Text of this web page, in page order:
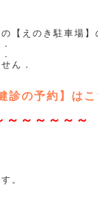
えのき駐車場】
ん．
診の予約】は
～～～～～
。